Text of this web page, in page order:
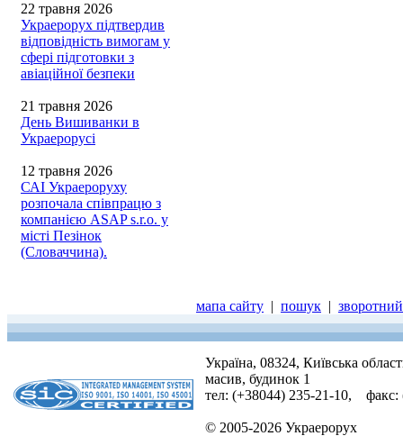
22 травня 2026
Украерорух підтвердив
відповідність вимогам у
сфері підготовки з
авіаційної безпеки
21 травня 2026
День Вишиванки в
Украерорусі
12 травня 2026
САІ Украероруху
розпочала співпрацю з
компанією ASAP s.r.o. у
місті Пезінок
(Словаччина).
мапа сайту | пошук |
Україна, 08324, Київська
масив, будинок 1
тел: (+38044) 235-21-10, факс:
© 2005-2026 Украерорух